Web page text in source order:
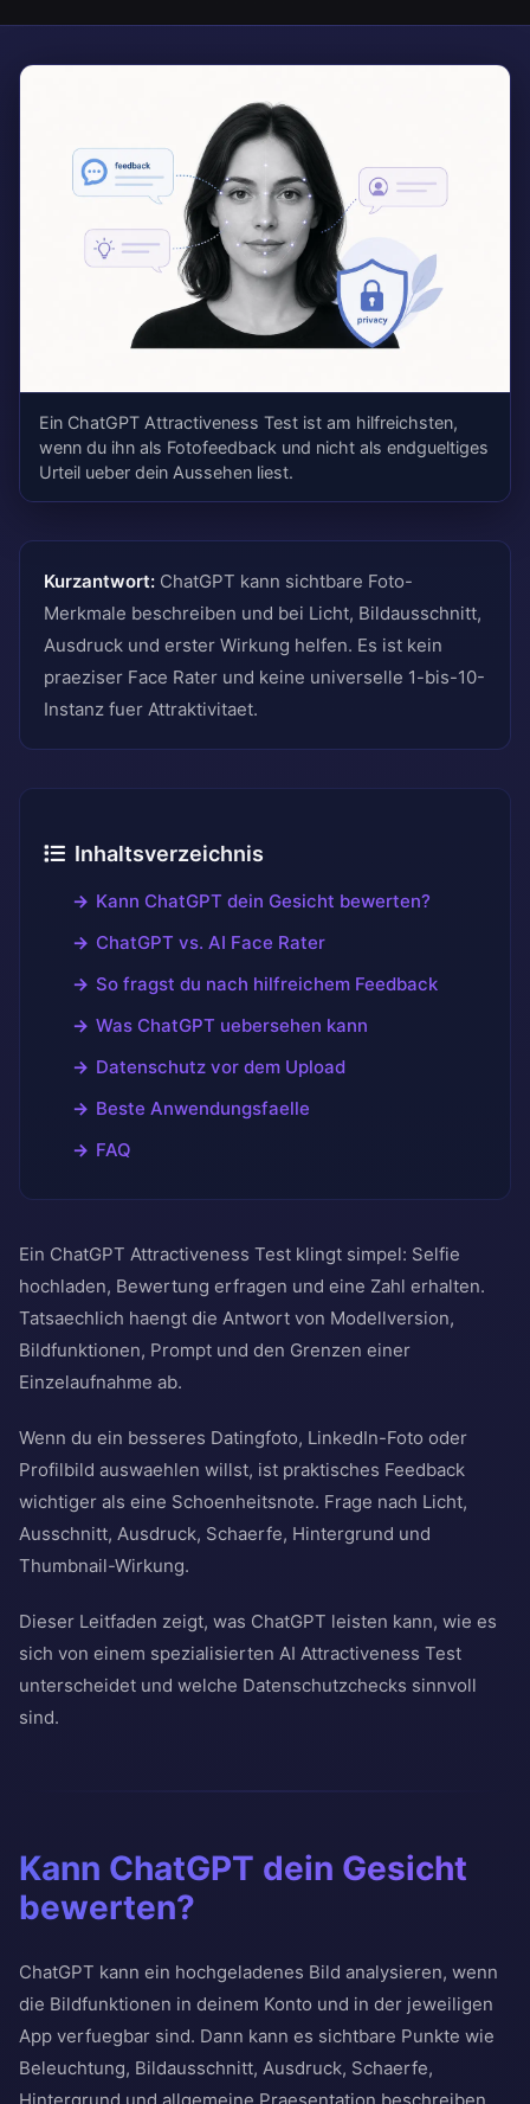
Ein ChatGPT Attractiveness Test ist am hilfreichsten,
wenn du ihn als Fotofeedback und nicht als endgueltiges
Urteil ueber dein Aussehen liest.
Kurzantwort: ChatGPT kann sichtbare Foto-
Merkmale beschreiben und bei Licht, Bildausschnitt,
Ausdruck und erster Wirkung helfen. Es ist kein
praeziser Face Rater und keine universelle 1-bis-10-
Instanz fuer Attraktivitaet.
Inhaltsverzeichnis
Kann ChatGPT dein Gesicht bewerten?
ChatGPT vs. AI Face Rater
So fragst du nach hilfreichem Feedback
Was ChatGPT uebersehen kann
Datenschutz vor dem Upload
Beste Anwendungsfaelle
FAQ
Ein ChatGPT Attractiveness Test klingt simpel: Selfie
hochladen, Bewertung erfragen und eine Zahl erhalten.
Tatsaechlich haengt die Antwort von Modellversion,
Bildfunktionen, Prompt und den Grenzen einer
Einzelaufnahme ab.
Wenn du ein besseres Datingfoto, LinkedIn-Foto oder
Profilbild auswaehlen willst, ist praktisches Feedback
wichtiger als eine Schoenheitsnote. Frage nach Licht,
Ausschnitt, Ausdruck, Schaerfe, Hintergrund und
Thumbnail-Wirkung.
Dieser Leitfaden zeigt, was ChatGPT leisten kann, wie es
sich von einem spezialisierten AI Attractiveness Test
unterscheidet und welche Datenschutzchecks sinnvoll
sind.
Kann ChatGPT dein Gesicht
bewerten?
ChatGPT kann ein hochgeladenes Bild analysieren, wenn
die Bildfunktionen in deinem Konto und in der jeweiligen
App verfuegbar sind. Dann kann es sichtbare Punkte wie
Beleuchtung, Bildausschnitt, Ausdruck, Schaerfe,